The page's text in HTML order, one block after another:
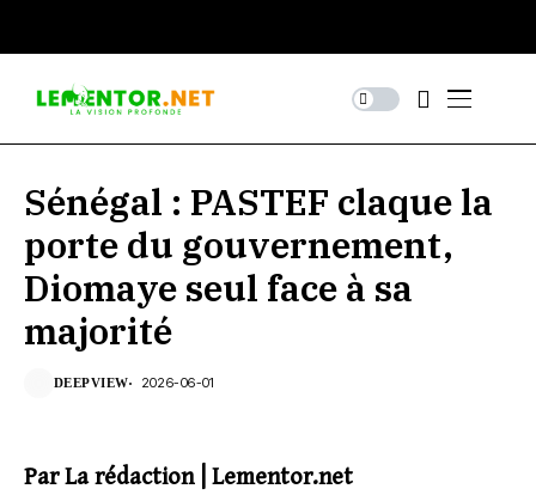
Sénégal : PASTEF claque la
porte du gouvernement,
Diomaye seul face à sa
majorité
DEEPVIEW 2026-06-01
Par La rédaction | Lementor.net